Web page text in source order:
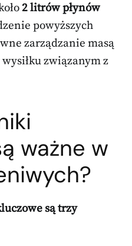
2 litrów płynów
powyższych
zarządzanie masą
związanym z
ważne w
są trzy